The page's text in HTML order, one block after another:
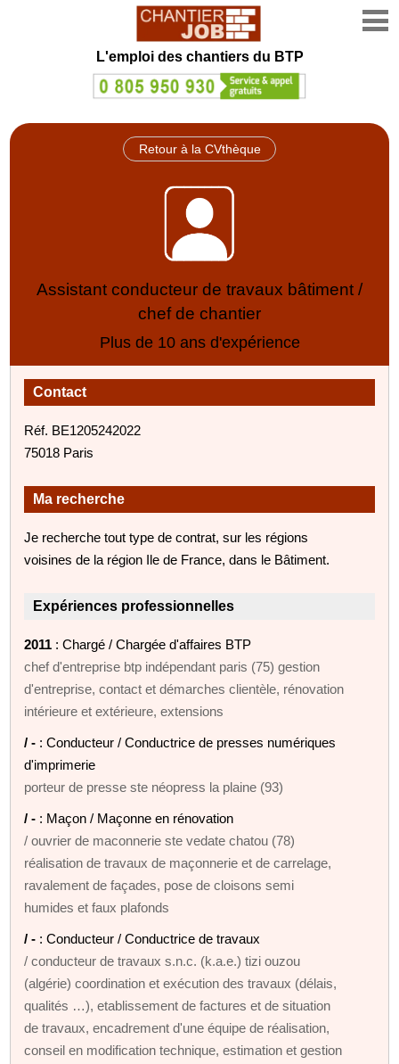
L'emploi des chantiers du BTP
Retour à la CVthèque
Assistant conducteur de travaux bâtiment /
chef de chantier
Plus de 10 ans d'expérience
Contact
Réf. BE1205242022
75018 Paris
Ma recherche
Je recherche tout type de contrat, sur les régions
voisines de la région Ile de France, dans le Bâtiment.
Expériences professionnelles
2011 : Chargé / Chargée d'affaires BTP
chef d'entreprise btp indépendant paris (75) gestion
d'entreprise, contact et démarches clientèle, rénovation
intérieure et extérieure, extensions
/ - : Conducteur / Conductrice de presses numériques
d'imprimerie
porteur de presse ste néopress la plaine (93)
/ - : Maçon / Maçonne en rénovation
/ ouvrier de maconnerie ste vedate chatou (78)
réalisation de travaux de maçonnerie et de carrelage,
ravalement de façades, pose de cloisons semi
humides et faux plafonds
/ - : Conducteur / Conductrice de travaux
/ conducteur de travaux s.n.c. (k.a.e.) tizi ouzou
(algérie) coordination et exécution des travaux (délais,
qualités …), etablissement de factures et de situation
de travaux, encadrement d'une équipe de réalisation,
conseil en modification technique, estimation et gestion